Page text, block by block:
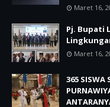
Maret 16,
Pj. Bupati
Maret 16,
365 SISWA